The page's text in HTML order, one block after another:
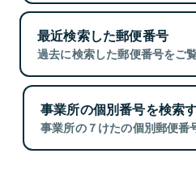
最近検索した郵便番号
過去に検索した郵便番号をご
事業所の個別番号を検索
事業所の７けたの個別郵便番